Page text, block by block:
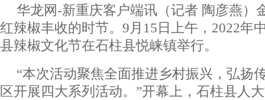
华龙网-新重庆客户端讯（记者 陶彦燕）
红辣椒丰收的时节。9月15日上午，2022年
县辣椒文化节在石柱县悦崃镇举行。
“本次活动聚焦全面推进乡村振兴，弘扬
区开展四大系列活动。”开幕上，石柱县人